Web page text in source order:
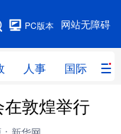
网站无障碍
PC版本
人事 国际 财
人事
在敦煌举行